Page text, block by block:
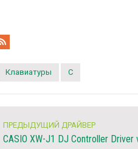
Клавиатуры C
ПРЕДЫДУЩИЙ ДРАЙВЕР
CASIO XW-J1 DJ Controller Driver